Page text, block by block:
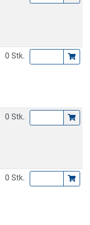
0 Stk.
0 Stk.
0 Stk.